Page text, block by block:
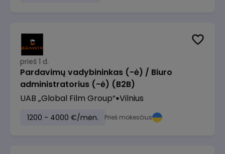
prieš 1 d.
Pardavimų vadybininkas (-ė) / Biuro
administratorius (-ė) (B2B)
UAB „Global Film Group“ Vilnius
1200 - 4000 €/mėn. Prieš mokesčius